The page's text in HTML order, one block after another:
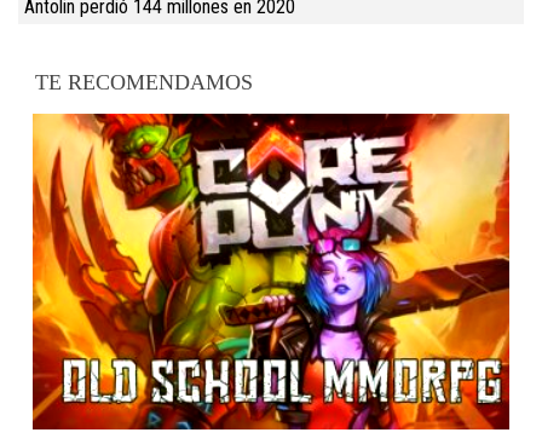
Antolin perdió 144 millones en 2020
TE RECOMENDAMOS